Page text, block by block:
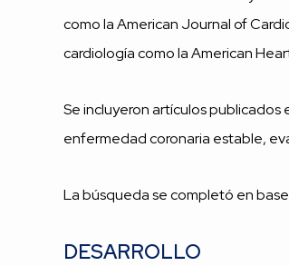
como la American Journal of
cardiología como la American
Se incluyeron artículos
enfermedad coronaria estable,
La búsqueda se completó en
DESARROLLO